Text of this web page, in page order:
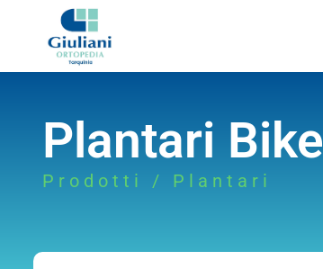
Plantari Bike
Prodotti / Plantari